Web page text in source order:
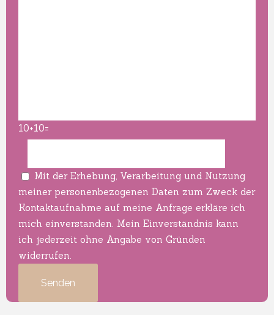
10+10=
Mit der Erhebung, Verarbeitung und Nutzung
meiner personen­bezogenen Daten zum Zweck der
Kontakt­aufnahme auf meine Anfrage erkläre ich
mich einverstanden. Mein Einverständnis kann
ich jederzeit ohne Angabe von Gründen
widerrufen.